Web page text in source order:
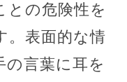
との危険性を
。表面的な情
の言葉に耳を